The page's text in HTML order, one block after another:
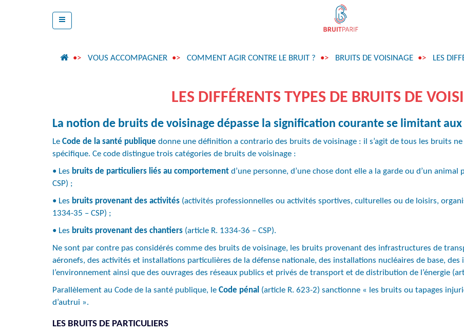
VOUS ACCOMPAGNER COMMENT AGIR CONTRE LE BRUIT ? BRUITS DE VOISINAGE LES
LES DIFFÉRENTS TYPES DE BRUITS DE
La notion de bruits de voisinage dépasse la signification courante se limitant
Le Code de la santé publique donne une définition a contrario des bruits de voisinage : il s’agit de tous les bruits
spécifique. Ce code distingue trois catégories de bruits de voisinage :
• Les bruits de particuliers liés au comportement d’une personne, d’une chose dont elle a la garde ou d’un
CSP) ;
• Les bruits provenant des activités (activités professionnelles ou activités sportives, culturelles ou de loisirs,
1334-35 – CSP) ;
• Les bruits provenant des chantiers (article R. 1334-36 – CSP).
Ne sont par contre pas considérés comme des bruits de voisinage, les bruits provenant des infrastructures de
aéronefs, des activités et installations particulières de la défense nationale, des installations nucléaires de base,
l’environnement ainsi que des ouvrages des réseaux publics et privés de transport et de distribution de l’énergie
Parallèlement au Code de la santé publique, le Code pénal (article R. 623-2) sanctionne « les bruits ou tapages
d’autrui ».
LES BRUITS DE PARTICULIERS